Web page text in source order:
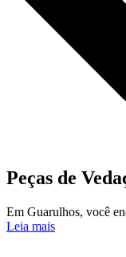
Peças de
Em Guarulhos, você
Leia mais